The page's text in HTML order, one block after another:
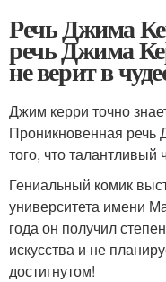
Речь Джима
речь Джима
не верит в
Джим керри точно
Проникновенная речь
того, что талантливый
Гениальный комик
университета имени
года он получил
искусства и не
достигнутом!